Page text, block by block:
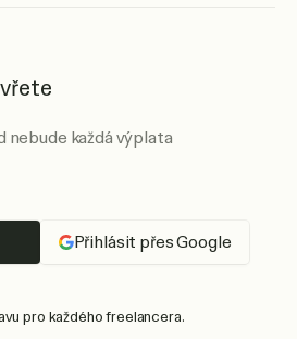
nebude každá výplata
Přihlásit přes Google
pro každého freelancera.